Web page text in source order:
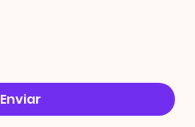
Enviar